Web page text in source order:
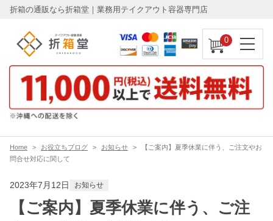
折箱の通販なら折箱堂｜業務用テイクアウト容器専門店
0
Home お役立ちブログ お知らせ
【ご案内】夏季休業に伴う、ご注文やお
問合せ対応に関して
2023年7月12日 お知らせ
【ご案内】夏季休業に伴う、ご注